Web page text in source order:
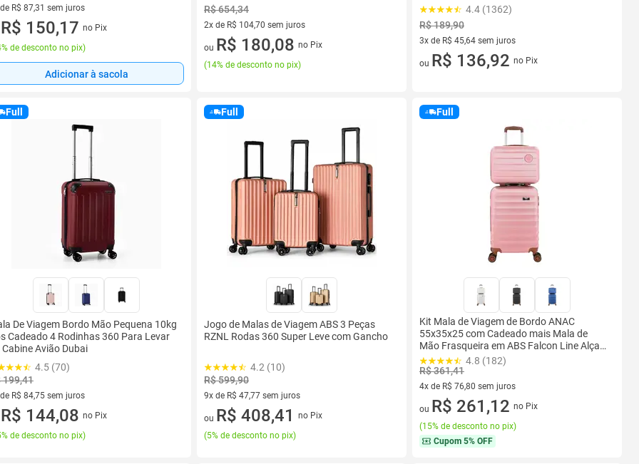
R$ 87,31 sem juros
de R$ 87,31 sem juros
R$ 150,17 no Pix
de desconto no pix)
Adicionar à sacola
R$ 654,34
2x de R$ 104,70 sem juros
2 vez de R$ 104,70 sem juros
ou R$ 180,08 no Pix
(14% de desconto no pix)
4.4 (1362)
R$ 189,90
3x de R$ 45,64 sem juros
3 vez de R$ 45,64 sem juros
ou R$ 136,92 no Pix
Full
De Viagem Bordo Mão Pequena 10kg
Cadeado 4 Rodinhas 360 Para Levar
Cabine Avião Dubai
4.5 (70)
199,41
R$ 84,75 sem juros
de R$ 84,75 sem juros
R$ 144,08 no Pix
de desconto no pix)
Full
Jogo de Malas de Viagem ABS 3 Peças
RZNL Rodas 360 Super Leve com Gancho
4.2 (10)
R$ 599,90
9x de R$ 47,77 sem juros
9 vez de R$ 47,77 sem juros
ou R$ 408,41
no Pix
(5% de desconto no pix)
Full
Kit Mala de Viagem de Bordo ANAC
55x35x25 com Cadeado mais Mala de
Mão Frasqueira em ABS Falcon Line Alças
e 4 Rodinhas Giratórias de 360 Reforçadas
4.8 (182)
R$ 361,41
4x de R$ 76,80 sem juros
4 vez de R$ 76,80 sem juros
ou R$ 261,12 no Pix
(15% de desconto no pix)
Cupom 5% OFF